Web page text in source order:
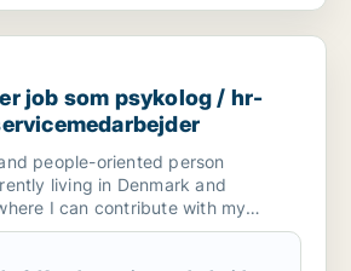
som psykolog / hr-chef /
job som psykolog / hr-
people-oriented person
living in Denmark and
I can contribute with my
to use. Through my
and my experience